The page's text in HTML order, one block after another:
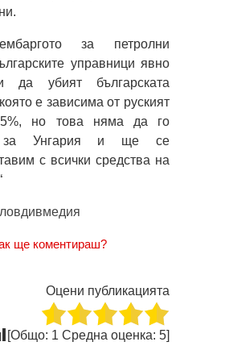
за петролни
управници явно
да убият българската
е зависима от руският
но това няма да го
за Унгария и ще се
с всички средства на
ще коментираш?
Оцени публикацията
[Общо: 1 Средна оценка: 5]